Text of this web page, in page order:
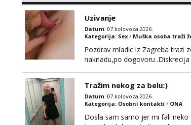
Uzivanje
Datum: 07.kolovoza 2026.
Kategorija: Sex Muška osoba traži
Pozdrav mladic iz Zagreba trazi
naknadu,po dogovoru .Diskrecija
Tražim nekog za belu:)
Datum: 07.kolovoza 2026.
Kategorija: Osobni kontakti ONA
Dosla sam samo jer mi fali neko